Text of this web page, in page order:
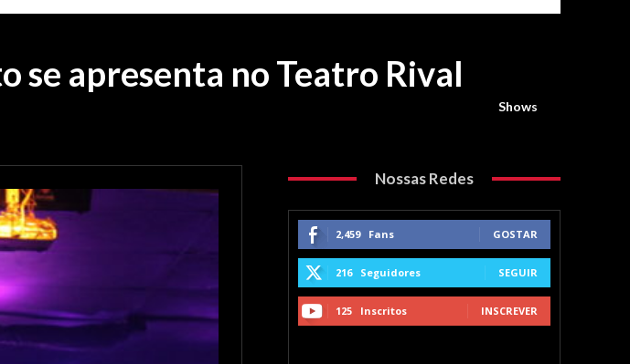
se apresenta no Teatro Rival
Shows
Nossas Redes
2,459 Fans GOSTAR
216 Seguidores SEGUIR
125 Inscritos INSCREVER